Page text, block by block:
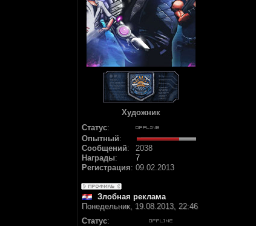
Художник
Статус:
Опытный:
Сообщений:
2038
Награды:
7
Регистрация: 09.02.2013
Злобная реклама
Понедельник, 19.08.2013, 22:46
Статус: